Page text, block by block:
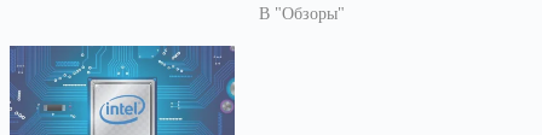
В "Обзоры"